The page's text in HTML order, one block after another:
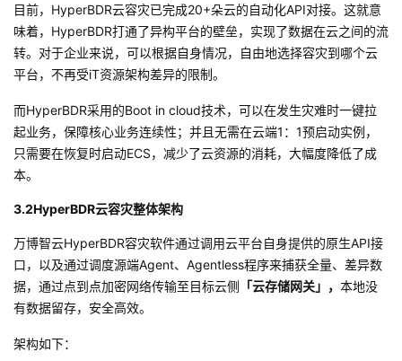
目前，HyperBDR云容灾已完成20+朵云的自动化API对接。这就意
味着，HyperBDR打通了异构平台的壁垒，实现了数据在云之间的流
转。对于企业来说，可以根据自身情况，自由地选择容灾到哪个云
平台，不再受iT资源架构差异的限制。
而HyperBDR采用的Boot in cloud技术，可以在发生灾难时一键拉
起业务，保障核心业务连续性；并且无需在云端1：1预启动实例，
只需要在恢复时启动ECS，减少了云资源的消耗，大幅度降低了成
本。
3.2HyperBDR云容灾整体架构
万博智云HyperBDR容灾软件通过调用云平台自身提供的原生API接
口，以及通过调度源端Agent、Agentless程序来捕获全量、差异数
据，通过点到点加密网络传输至目标云侧 「云存储网关」， 本地没
有数据留存，安全高效。
架构如下：